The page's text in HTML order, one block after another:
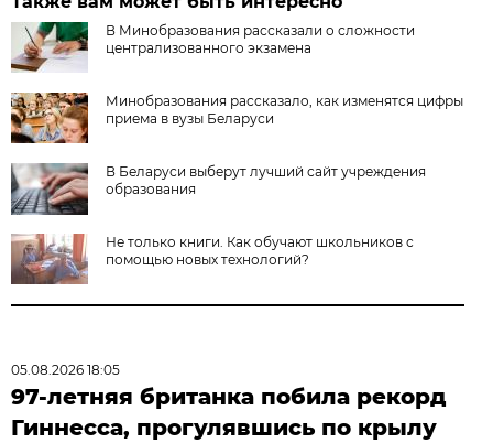
В Минобразования рассказали о сложности
централизованного экзамена
Минобразования рассказало, как изменятся цифры
приема в вузы Беларуси
В Беларуси выберут лучший сайт учреждения
образования
Не только книги. Как обучают школьников с
помощью новых технологий?
05.08.2026 18:05
97-летняя британка побила рекорд
Гиннесса, прогулявшись по крылу